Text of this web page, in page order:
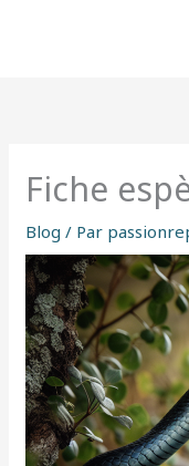
Fiche
Blog / Par